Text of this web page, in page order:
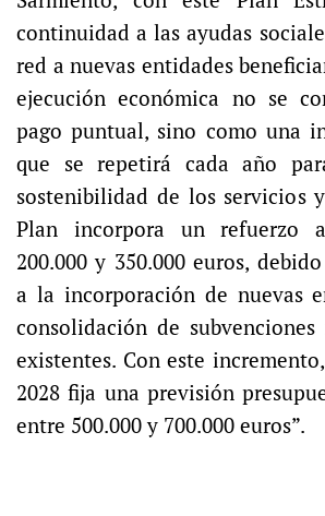
continuidad a las ayudas
red a nuevas entidades
ejecución económica no se
pago puntual, sino como una
que se repetirá cada año
sostenibilidad de los servicios
Plan incorpora un refuerzo
200.000 y 350.000 euros,
a la incorporación de nuevas
consolidación de
existentes. Con este
2028 fija una previsión
entre 500.000 y 700.000 euros”.